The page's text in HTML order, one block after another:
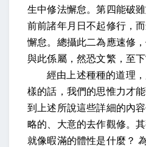
生中修法懈怠。第四能破
前前諸年月日不起修行，
懈怠。總攝此二為應速修
與此係屬，然恐文繁，至下
經由上述種種的道理
樣的話，我們的思惟力才
到上述所說這些詳細的內
略的、大意的去作觀修。
就像暇滿的體性是什麼？